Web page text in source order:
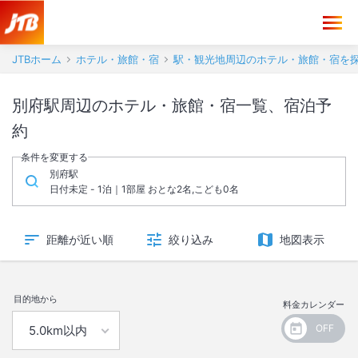
JTBホーム ホテル・旅館・宿 駅・観光地周辺のホテル・旅館・宿を
別府駅周辺のホテル・旅館・宿一覧、宿泊予
約
条件を変更する
別府駅
日付未定 - 1泊｜1部屋 おとな2名,こども0名
距離が近い順 絞り込み 地図表示
目的地から 料金カレンダー